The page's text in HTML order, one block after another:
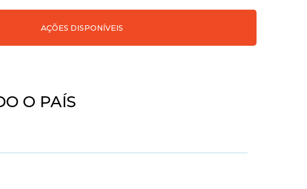
AÇÕES DISPONÍVEIS
O PAÍS